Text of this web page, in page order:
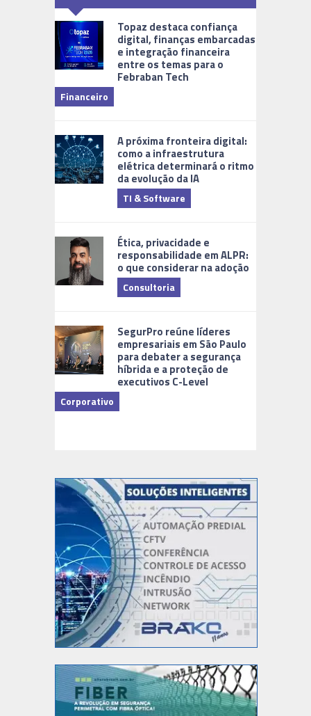
Topaz destaca confiança
digital, finanças embarcadas
e integração financeira
entre os temas para o
Febraban Tech
Financeiro
A próxima fronteira digital:
como a infraestrutura
elétrica determinará o ritmo
da evolução da IA
TI & Software
Ética, privacidade e
responsabilidade em ALPR:
o que considerar na adoção
Consultoria
SegurPro reúne líderes
empresariais em São Paulo
para debater a segurança
híbrida e a proteção de
executivos C-Level
Corporativo